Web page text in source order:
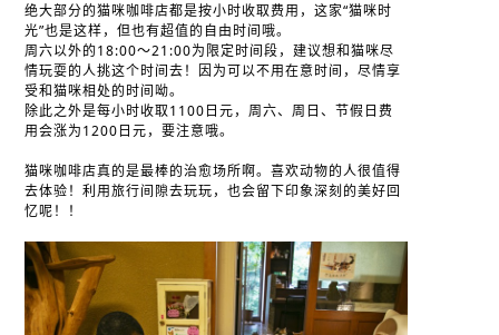
绝大部分的猫咪咖啡店都是按小时收取费用，这家“猫咪时
光”也是这样，但也有超值的自由时间哦。
周六以外的18:00～21:00为限定时间段，建议想和猫咪尽
情玩耍的人挑这个时间去！因为可以不用在意时间，尽情享
受和猫咪相处的时间呦。
除此之外是每小时收取1100日元，周六、周日、节假日费
用会涨为1200日元，要注意哦。
猫咪咖啡店真的是最棒的治愈场所啊。喜欢动物的人很值得
去体验！利用旅行间隙去玩玩，也会留下印象深刻的美好回
忆呢！！